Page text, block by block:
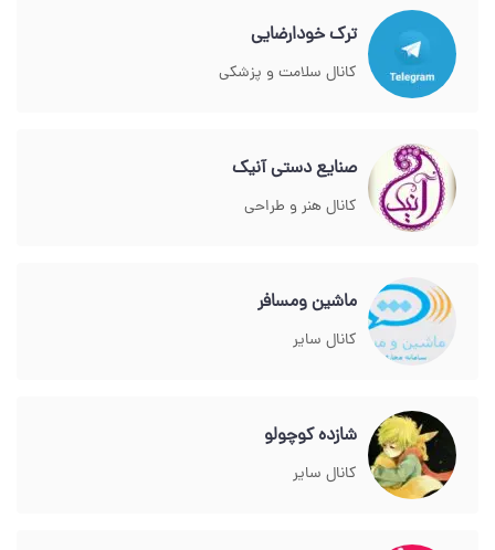
ترک خودارضایی
کانال سلامت و پزشکی
صنایع دستی آنیک
کانال هنر و طراحی
ماشین ومسافر
کانال سایر
شازده کوچولو
کانال سایر